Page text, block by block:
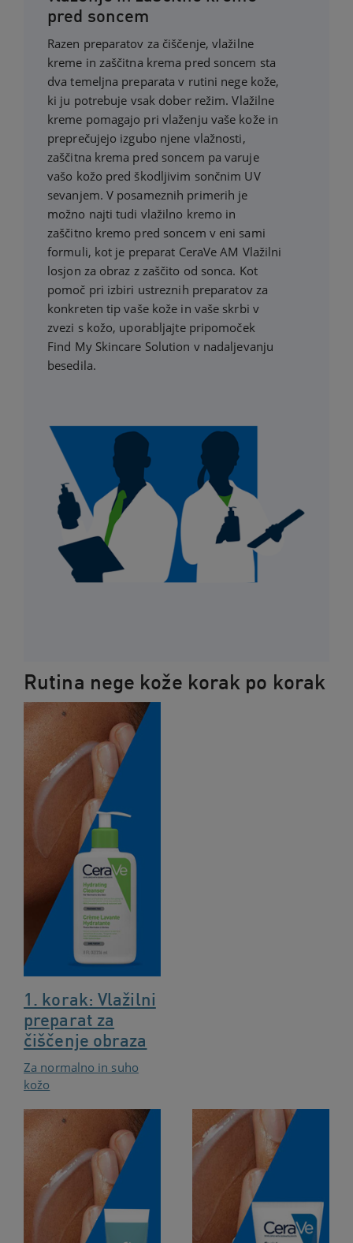
pred soncem
Razen preparatov za čiščenje, vlažilne
kreme in zaščitna krema pred soncem sta
dva temeljna preparata v rutini nege kože,
ki ju potrebuje vsak dober režim. Vlažilne
kreme pomagajo pri vlaženju vaše kože in
preprečujejo izgubo njene vlažnosti,
zaščitna krema pred soncem pa varuje
vašo kožo pred škodljivim sončnim UV
sevanjem. V posameznih primerih je
možno najti tudi vlažilno kremo in
zaščitno kremo pred soncem v eni sami
formuli, kot je preparat CeraVe AM Vlažilni
losjon za obraz z zaščito od sonca. Kot
pomoč pri izbiri ustreznih preparatov za
konkreten tip vaše kože in vaše skrbi v
zvezi s kožo, uporabljajte pripomoček
Find My Skincare Solution v nadaljevanju
besedila.
Rutina nege kože korak po korak
1. korak: Vlažilni
preparat za
čiščenje obraza
Za normalno in suho
kožo